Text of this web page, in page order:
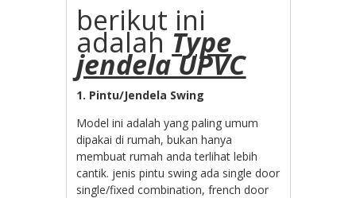
berikut ini
adalahType
jendela UPVC
1. Pintu/Jendela Swing
Model ini adalah yang paling umum
dipakai di rumah, bukan hanya
membuat rumah anda terlihat lebih
cantik. jenis pintu swing ada single door
single/fixed combination, french door